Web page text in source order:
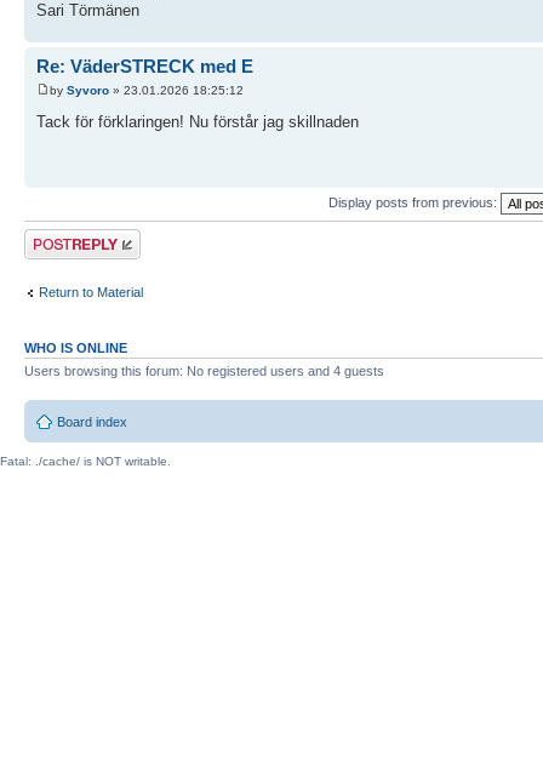
Sari Törmänen
Re: VäderSTRECK med E
by Syvoro » 23.01.2026 18:25:12
Tack för förklaringen! Nu förstår jag skillnaden
Display posts from previous:
Post a reply
Return to Material
WHO IS ONLINE
Users browsing this forum: No registered users and 4 guests
Board index
Fatal: ./cache/ is NOT writable.